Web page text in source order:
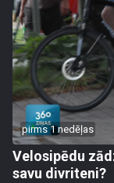
pirms 1 nedēļas
Velosipēdu
savu divriteni?